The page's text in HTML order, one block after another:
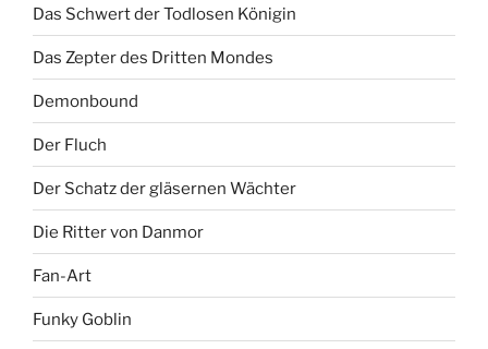
Das Schwert der Todlosen Königin
Das Zepter des Dritten Mondes
Demonbound
Der Fluch
Der Schatz der gläsernen Wächter
Die Ritter von Danmor
Fan-Art
Funky Goblin